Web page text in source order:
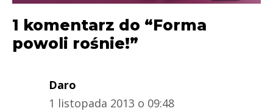
1 komentarz do “Forma
powoli rośnie!”
Daro
1 listopada 2013 o 09:48